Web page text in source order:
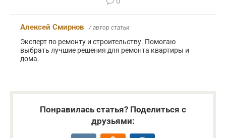
Алексей Смирнов / автор статьи
Эксперт по ремонту и строительству. Помогаю
выбрать лучшие решения для ремонта квартиры и
дома.
Понравилась статья? Поделиться с
друзьями: